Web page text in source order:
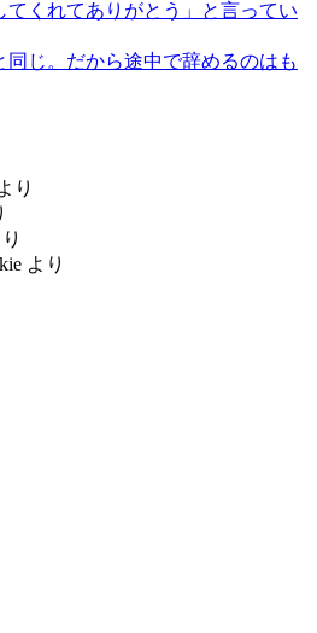
てくれてありがとう」と言ってい
同じ。だから途中で辞めるのはも
り
より